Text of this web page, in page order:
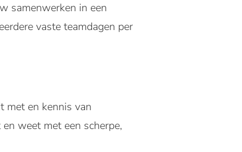
samenwerken in een
vaste teamdagen per
met en kennis van
weet met een scherpe,